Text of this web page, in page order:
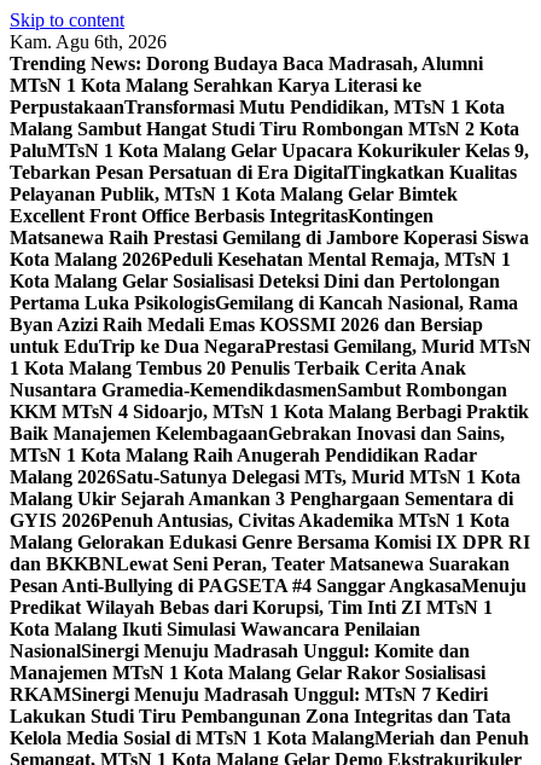
Skip to content
Kam. Agu 6th, 2026
Trending News: Dorong Budaya Baca Madrasah, Alumni
MTsN 1 Kota Malang Serahkan Karya Literasi ke
PerpustakaanTransformasi Mutu Pendidikan, MTsN 1 Kota
Malang Sambut Hangat Studi Tiru Rombongan MTsN 2 Kota
PaluMTsN 1 Kota Malang Gelar Upacara Kokurikuler Kelas 9,
Tebarkan Pesan Persatuan di Era DigitalTingkatkan Kualitas
Pelayanan Publik, MTsN 1 Kota Malang Gelar Bimtek
Excellent Front Office Berbasis IntegritasKontingen
Matsanewa Raih Prestasi Gemilang di Jambore Koperasi Siswa
Kota Malang 2026Peduli Kesehatan Mental Remaja, MTsN 1
Kota Malang Gelar Sosialisasi Deteksi Dini dan Pertolongan
Pertama Luka PsikologisGemilang di Kancah Nasional, Rama
Byan Azizi Raih Medali Emas KOSSMI 2026 dan Bersiap
untuk EduTrip ke Dua NegaraPrestasi Gemilang, Murid MTsN
1 Kota Malang Tembus 20 Penulis Terbaik Cerita Anak
Nusantara Gramedia-KemendikdasmenSambut Rombongan
KKM MTsN 4 Sidoarjo, MTsN 1 Kota Malang Berbagi Praktik
Baik Manajemen KelembagaanGebrakan Inovasi dan Sains,
MTsN 1 Kota Malang Raih Anugerah Pendidikan Radar
Malang 2026Satu-Satunya Delegasi MTs, Murid MTsN 1 Kota
Malang Ukir Sejarah Amankan 3 Penghargaan Sementara di
GYIS 2026Penuh Antusias, Civitas Akademika MTsN 1 Kota
Malang Gelorakan Edukasi Genre Bersama Komisi IX DPR RI
dan BKKBNLewat Seni Peran, Teater Matsanewa Suarakan
Pesan Anti-Bullying di PAGSETA #4 Sanggar AngkasaMenuju
Predikat Wilayah Bebas dari Korupsi, Tim Inti ZI MTsN 1
Kota Malang Ikuti Simulasi Wawancara Penilaian
NasionalSinergi Menuju Madrasah Unggul: Komite dan
Manajemen MTsN 1 Kota Malang Gelar Rakor Sosialisasi
RKAMSinergi Menuju Madrasah Unggul: MTsN 7 Kediri
Lakukan Studi Tiru Pembangunan Zona Integritas dan Tata
Kelola Media Sosial di MTsN 1 Kota MalangMeriah dan Penuh
Semangat, MTsN 1 Kota Malang Gelar Demo Ekstrakurikuler